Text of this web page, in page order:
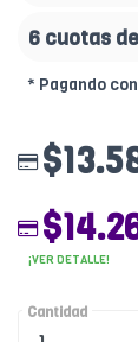
6 cuotas de
* Pagando con
¡VER DETALLE!
Cantidad